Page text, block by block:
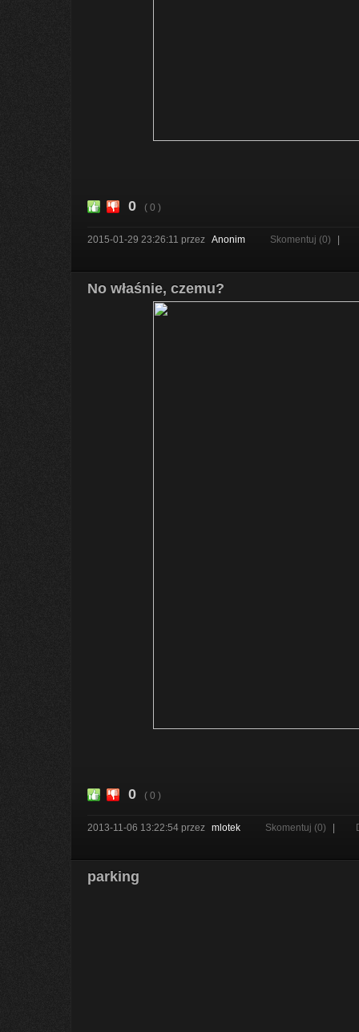
0 ( 0 )
2015-01-29 23:26:11 przez Anonim Skomentuj (0)
No właśnie, czemu?
0 ( 0 )
2013-11-06 13:22:54 przez mlotek Skomentuj (0)
parking